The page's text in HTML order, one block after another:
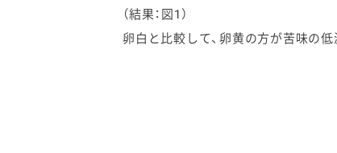
（結果：図1）
卵白と比較して、卵黄の方が苦味の低